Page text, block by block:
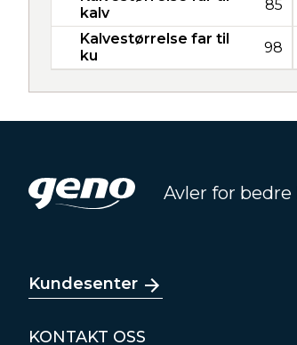
kalv
85
Kalvestørrelse far til
ku
98
Avler for bedre
Kundesenter
KONTAKT OSS